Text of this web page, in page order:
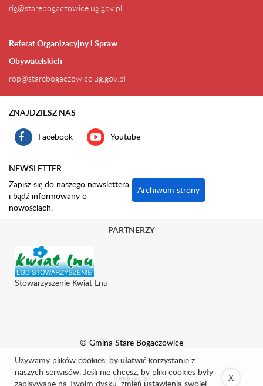
rig@starebogaczowice.ug.gov.pl
Referat Organizacyjny i Spraw
Obywatelskich
rop@starebogaczowice.ug.gov.pl
ZNAJDZIESZ NAS
Facebook Youtube
NEWSLETTER
Zapisz się do naszego newslettera
i bądź informowany o
nowościach.
Archiwum strony
© Gmina Stare Bogaczowice
Wszelkie prawa zastrzeżone.
Realizacja:
PARTNERZY
Stowarzyszenie Kwiat Lnu
Używamy plików cookies, by ułatwić korzystanie z
naszych serwisów. Jeśli nie chcesz, by pliki cookies były
zapisywane na Twoim dysku, zmień ustawienia swojej
X